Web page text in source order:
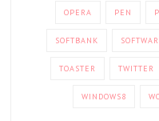
OPERA PEN
SOFTBANK
TOASTER TWITTER
WINDOWS8